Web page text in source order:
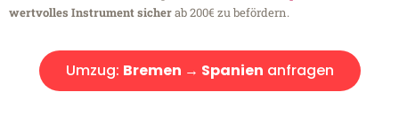
wertvolles Instrument sicherab 200€ zu befördern.
Umzug: Bremen → Spanien anfragen